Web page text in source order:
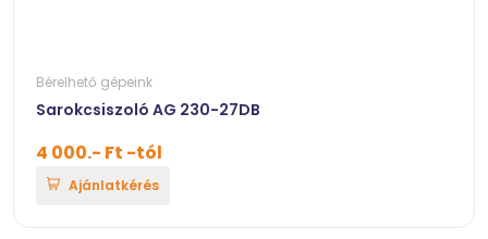
Bérelhető gépeink
Sarokcsiszoló AG 230-27DB
4 000.- Ft -tól
Ajánlatkérés